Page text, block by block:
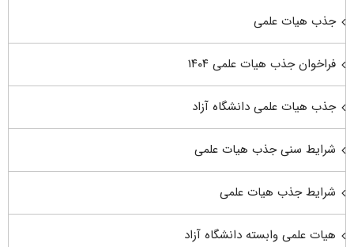
جذب هیات علمی
فراخوان جذب هیات علمی ۱۴۰۴
جذب هیات علمی دانشگاه آزاد
شرایط سنی جذب هیات علمی
شرایط جذب هیات علمی
هیات علمی وابسته دانشگاه آزاد